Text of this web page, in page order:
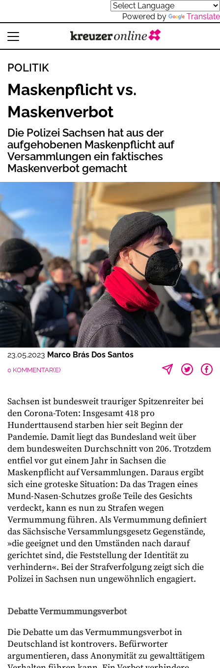
Powered by Translate
POLITIK
Maskenpflicht vs.
Maskenverbot
Die Polizei Sachsen hat aus der
aufgehobenen Maskenpflicht auf
Versammlungen ein faktisches
Maskenverbot gemacht
23.05.2023 Marco Brás Dos Santos
0 KOMMENTAR(E)
Sachsen ist bundesweit trauriger Spitzenreiter bei
den Corona-Toten: Insgesamt 418 pro
Hunderttausend starben hier seit Beginn der
Pandemie. Damit liegt das Bundesland weit über
dem bundesweiten Durchschnitt von 206. Trotzdem
entfiel vor gut einem Jahr in Sachsen die
Maskenpflicht auf Versammlungen. Daraus ergibt
sich eine groteske Situation: Da das Tragen eines
Mund-Nasen-Schutzes große Teile des Gesichts
verdeckt, kann es nun zu Strafen wegen
Vermummung führen. Als Vermummung definiert
das Sächsische Versammlungsgesetz Gegenstände,
»die geeignet und den Umständen nach darauf
gerichtet sind, die Feststellung der Identität zu
verhindern«. Bei der Strafverfolgung zeigt sich die
Polizei in Sachsen nun ungewöhnlich engagiert.
Debatte Vermummungsverbot
Die Debatte um das Vermummungsverbot in
Deutschland ist kontrovers. Befürworter
argumentieren, dass Anonymität zu gewalttätigem